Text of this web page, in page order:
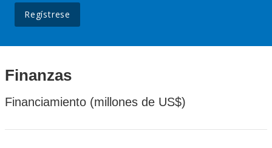
Regístrese
Finanzas
Financiamiento (millones de US$)